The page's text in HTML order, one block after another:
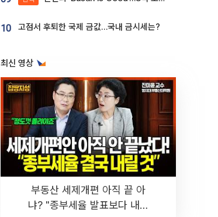
10 고점서 후퇴한 국제 금값…국내 금시세는?
최신 영상
부동산 세제개편 아직 끝 아
냐? "종부세율 발표보다 내릴